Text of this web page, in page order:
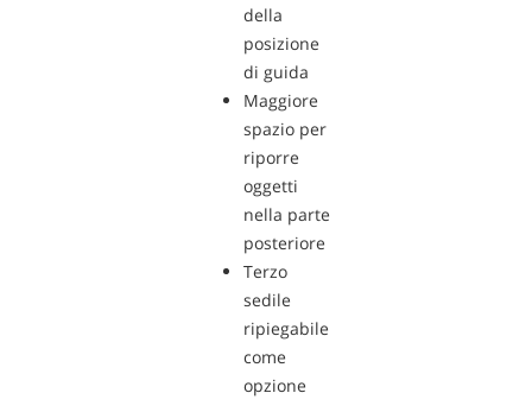
della
posizione
di guida
Maggiore
spazio per
riporre
oggetti
nella parte
posteriore
Terzo
sedile
ripiegabile
come
opzione